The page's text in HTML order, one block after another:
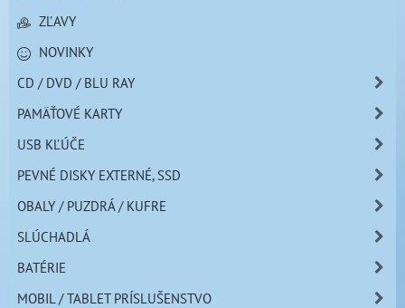
ZĽAVY
NOVINKY
CD / DVD / BLU RAY
PAMÄŤOVÉ KARTY
USB KĽÚČE
PEVNÉ DISKY EXTERNÉ, SSD
OBALY / PUZDRÁ / KUFRE
SLÚCHADLÁ
BATÉRIE
MOBIL / TABLET PRÍSLUŠENSTVO